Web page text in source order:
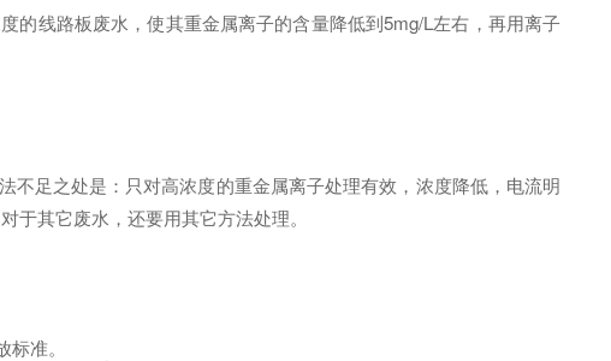
的线路板废水，使其重金属离子的含量降低到5mg/L左右，再用离子
足之处是：只对高浓度的重金属离子处理有效，浓度降低，电流明
其它废水，还要用其它方法处理。
准。